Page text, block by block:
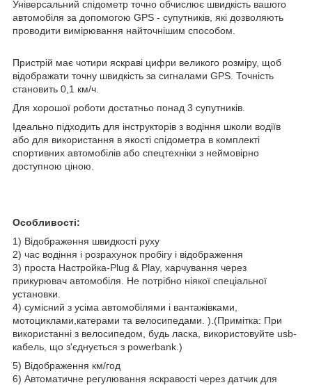
Універсальний спідометр точно обчислює швидкість вашого
автомобіля за допомогою GPS - супутників, які дозволяють
проводити вимірювання найточнішим способом.
Пристрій має чотири яскраві цифри великого розміру, щоб
відображати точну швидкість за сигналами GPS. Точність
становить 0,1 км/ч.
Для хорошої роботи достатньо понад 3 супутників.
Ідеально підходить для інструкторів з водіння школи водіїв
або для використання в якості спідометра в комплекті
спортивних автомобілів або спецтехніки з неймовірно
доступною ціною.
Особливості:
1) Відображення швидкості руху
2) час водіння і розрахунок пробігу і відображення
3) проста Настройка-Plug & Play, харчування через
прикурювач автомобіля. Не потрібно ніякої спеціальної
установки.
4) сумісний з усіма автомобілями і вантажівками,
мотоциклами,катерами та велосипедами. ).(Примітка: При
використанні з велосипедом, будь ласка, використовуйте usb-
кабель, що з'єднується з powerbank.)
5) Відображення км/год
6) Автоматичне регулювання яскравості через датчик для